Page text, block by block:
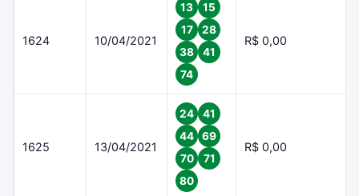
1624 10/04/2021
13
15
17
28
38
41
74
R$ 0,00
1625 13/04/2021
24
41
44
69
70
71
80
R$ 0,00